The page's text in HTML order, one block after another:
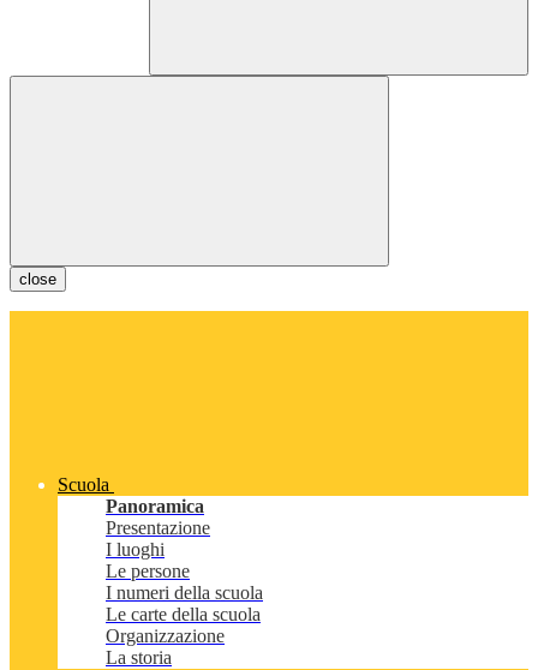
close
Scuola
Panoramica
Presentazione
I luoghi
Le persone
I numeri della scuola
Le carte della scuola
Organizzazione
La storia